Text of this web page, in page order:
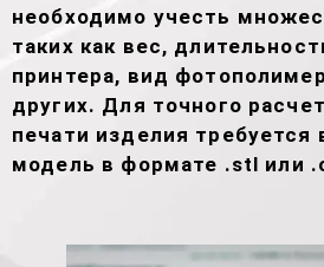
необходимо учесть
таких как вес,
принтера, вид
других. Для точного
печати изделия
модель в формате .stl или